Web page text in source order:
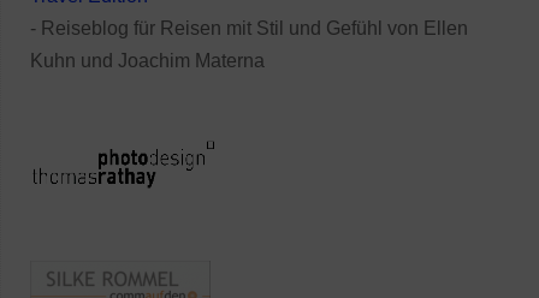
- Reiseblog für Reisen mit Stil und Gefühl von Ellen
Kuhn und Joachim Materna